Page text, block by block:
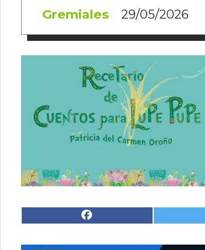
Gremiales 29/05/2026